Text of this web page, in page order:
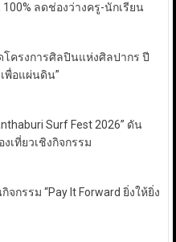
ลดช่องว่างครู-นักเรียน
โครงการศิลปินแห่งศิลปากร ปี
พื่อแผ่นดิน”
Surf Fest 2026” ดัน
เที่ยวเชิงกิจกรรม
จกรรม “Pay It Forward ยิ่งให้ยิ่ง